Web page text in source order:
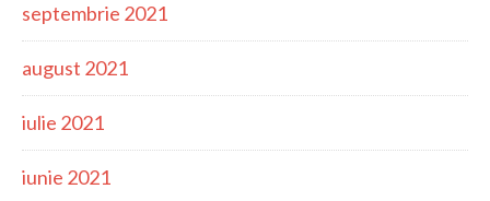
septembrie 2021
august 2021
iulie 2021
iunie 2021